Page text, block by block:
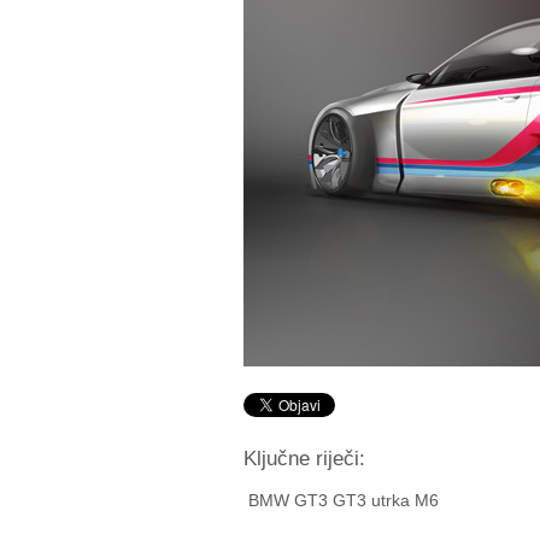
Ključne riječi:
BMW GT3 GT3 utrka M6